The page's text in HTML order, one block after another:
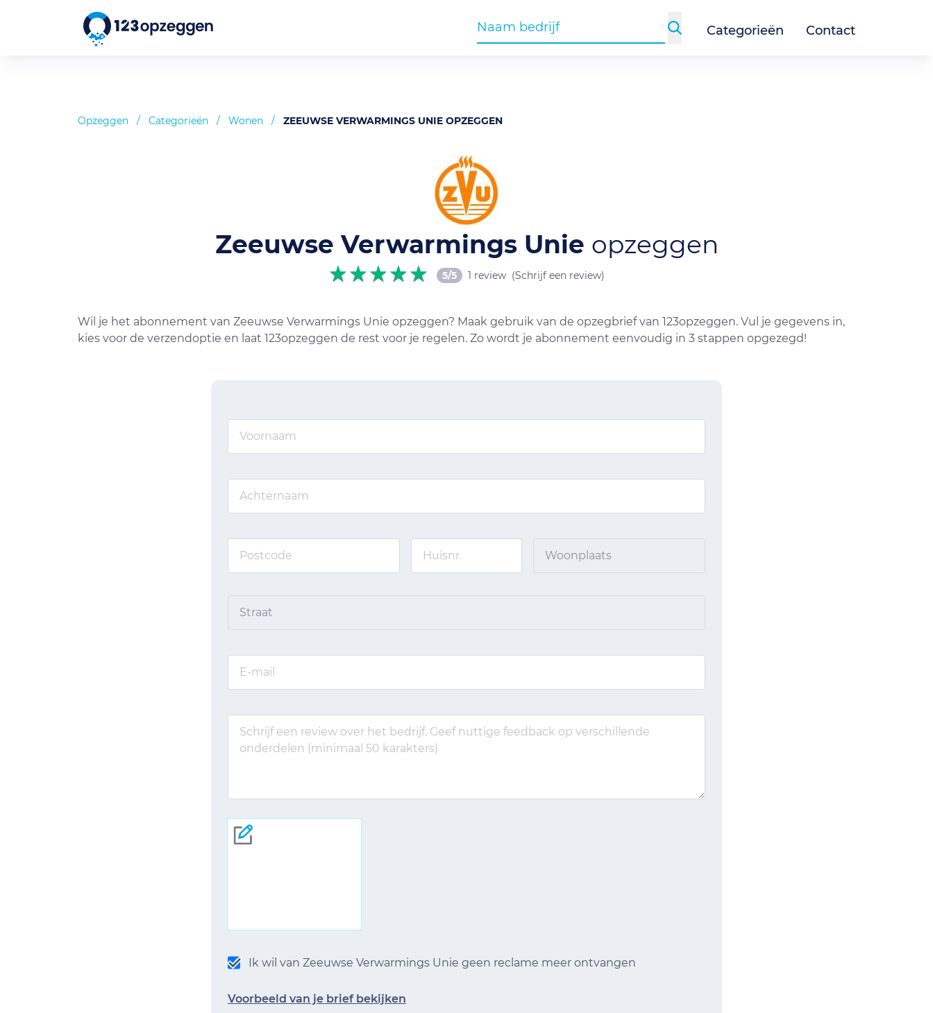
Categorieën Contact
Opzeggen / Categorieën / Wonen / ZEEUWSE VERWARMINGS UNIE OPZEGGEN
Zeeuwse Verwarmings Unie opzeggen
5/5 1 review (Schrijf een review)
Wil je het abonnement van Zeeuwse Verwarmings Unie opzeggen? Maak gebruik van de opzegbrief van 123opzeggen. Vul je gegevens in,
kies voor de verzendoptie en laat 123opzeggen de rest voor je regelen. Zo wordt je abonnement eenvoudig in 3 stappen opgezegd!
Woonplaats
Straat
Ik wil van Zeeuwse Verwarmings Unie geen reclame meer ontvangen
Voorbeeld van je brief bekijken